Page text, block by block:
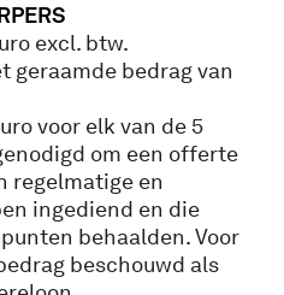
excl. btw.
geraamde bedrag van
voor elk van de 5
om een offerte
regelmatige en
ingediend en die
behaalden. Voor
beschouwd als